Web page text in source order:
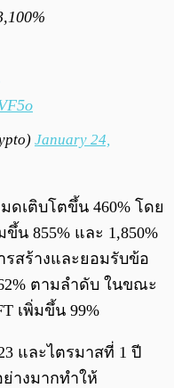
January 24,
ดเติบโตขึ้น 460% โดย
น 855% และ 1,850%
สร้างและยอมรับข้อ
ตามลำดับ ในขณะ
เพิ่มขึ้น 99%
และไตรมาสที่ 1 ปี
างมากทำให้